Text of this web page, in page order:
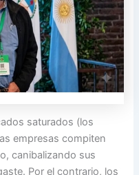
saturados (los
empresas compiten
canibalizando sus
Por el contrario, los